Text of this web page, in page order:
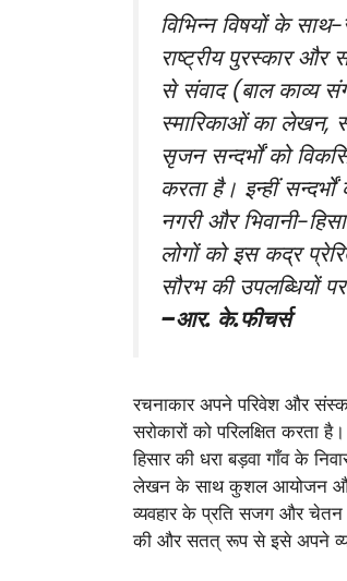
विभिन्न विषयों के
राष्ट्रीय पुरस्कार
से संवाद (बाल काव्य
स्मारिकाओं का लेखन,
सृजन सन्दर्भों को
करता है। इन्हीं
नगरी और भिवानी-
लोगों को इस कद्र
सौरभ की उपलब्धियों
–आर. के.फीचर्स
रचनाकार अपने परिवेश और
सरोकारों को परिलक्षित करता
हिसार की धरा बड़वा गाँव के
लेखन के साथ कुशल आयोजन और
व्यवहार के प्रति सजग और चेतन
की और सतत् रूप से इसे अपने